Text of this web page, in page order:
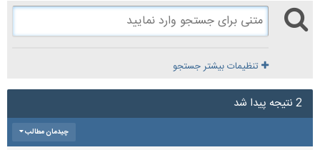
تنظیمات بیشتر جستجو
2 نتیجه پیدا شد
چیدمان مطالب